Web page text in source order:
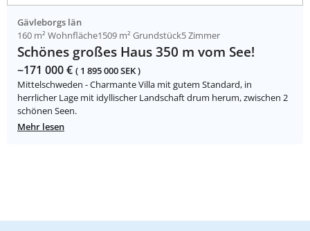
Gävleborgs län
160 m² Wohnfläche1509 m² Grundstück5 Zimmer
Schönes großes Haus 350 m vom See!
~171 000 € ( 1 895 000 SEK )
Mittelschweden - Charmante Villa mit gutem Standard, in
herrlicher Lage mit idyllischer Landschaft drum herum, zwischen 2
schönen Seen.
Mehr lesen